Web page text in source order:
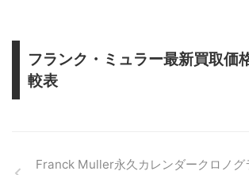
フランク・ミュラー最新買取価
較表
Franck Muller永久カレンダークロノグ